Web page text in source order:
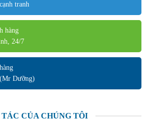
tranh
hàng
24/7
Dưỡng)
CỦA CHÚNG TÔI